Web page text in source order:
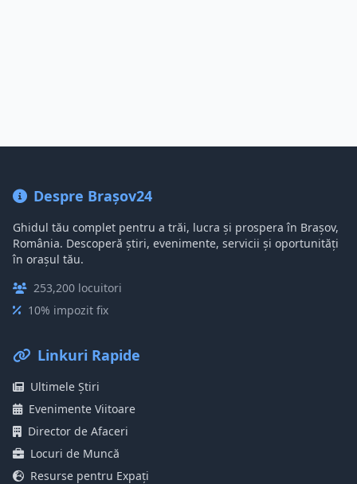
Despre Brașov24
Ghidul tău complet pentru a trăi, lucra și prospera în Brașov,
România. Descoperă știri, evenimente, servicii și oportunități
în orașul tău.
253,200 locuitori
10% impozit fix
Linkuri Rapide
Ultimele Știri
Evenimente Viitoare
Director de Afaceri
Locuri de Muncă
Resurse pentru Expați